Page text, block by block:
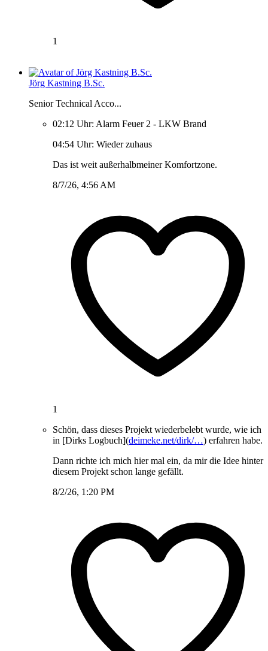
1
Jörg Kastning B.Sc.
Senior Technical Acco...
02:12 Uhr: Alarm Feuer 2 - LKW Brand
04:54 Uhr: Wieder zuhaus
Das ist weit außerhalbmeiner Komfortzone.
8/7/26, 4:56 AM
1
Schön, dass dieses Projekt wiederbelebt wurde, wie ich
in [Dirks Logbuch](deimeke.net/dirk/…) erfahren habe.
Dann richte ich mich hier mal ein, da mir die Idee hinter
diesem Projekt schon lange gefällt.
8/2/26, 1:20 PM